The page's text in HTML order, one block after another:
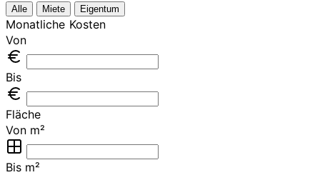
Alle Miete Eigentum
Monatliche Kosten
Von
Bis
Fläche
Von m²
Bis m²